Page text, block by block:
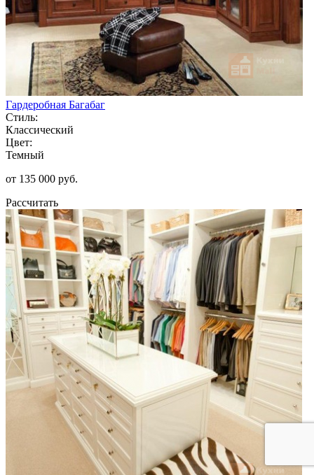
Гардеробная Багабаг
Стиль:
Классический
Цвет:
Темный
от 135 000 руб.
Рассчитать